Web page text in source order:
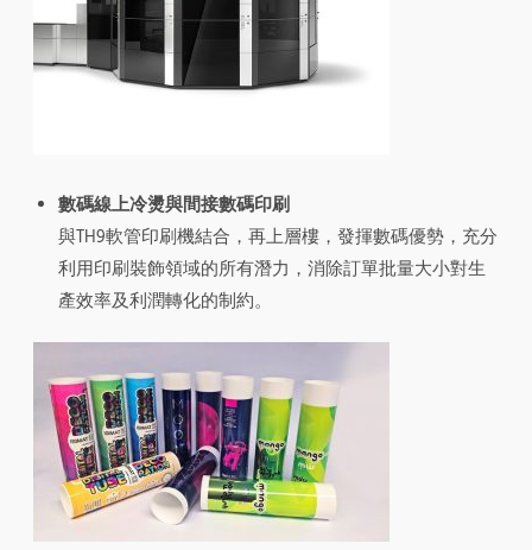
數碼線上冷燙與間接數碼印刷
與TH9軟管印刷機結合，再上層樓，發揮數碼優勢，充分
利用印刷裝飾領域的所有潛力，消除訂單批量大小對生
產效率及利潤轉化的制約。